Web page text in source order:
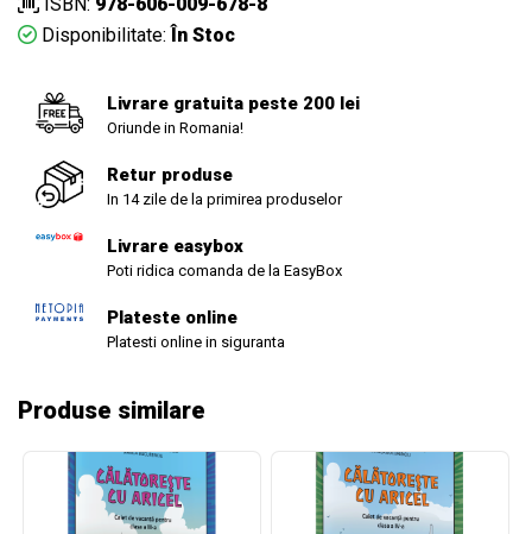
Disponibilitate: În Stoc
Livrare gratuita peste 200 lei
Oriunde in Romania!
Retur produse
In 14 zile de la primirea produselor
Livrare easybox
Poti ridica comanda de la EasyBox
Plateste online
Platesti online in siguranta
Produse similare